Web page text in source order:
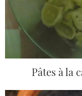
Pâtes à la